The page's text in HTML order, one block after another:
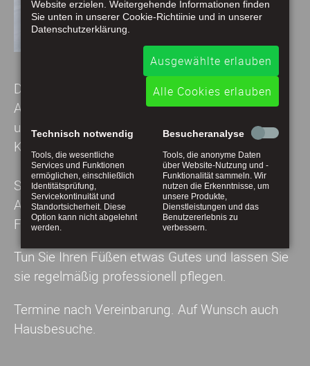
sich dann im Sommer,
nicht vor die Tür wagen.
Darüber hinaus ist Fußgesundheit ein wichtiger
Aspekt für Wohlbefinden und Mobilität. Auf
unseren Füßen ruht schließlich die gesamte
Körperlast.
Schenken Sie Ihren Füßen ein wenig
Aufmerksamkeit! Mit gesunden und gepflegten
Füßen gehen Sie entspannt durch den Tag.
Tun Sie Ihren Füßen etwas Gutes und lassen Sie
sie regelmäßig professionell pflegen.
Termine nach Vereinbarung. Auf Wunsch auch
Hausbesuche.
Website erzielen. Weitergehende Informationen finden
Sie unten in unserer Cookie-Richtiinie und in unserer
Datenschutzerklärung.
Ausgewählte erlauben
Alle Cookies erlauben
Technisch notwendig
Tools, die wesentliche
Services und Funktionen
ermöglichen, einschließlich
Identitätsprüfung,
Servicekontinuität und
Standortsicherheit. Diese
Option kann nicht abgelehnt
werden.
Besucheranalyse
Tools, die anonyme Daten
über Website-Nutzung und -
Funktionalität sammeln. Wir
nutzen die Erkenntnisse, um
unsere Produkte,
Dienstleistungen und das
Benutzererlebnis zu
verbessern.